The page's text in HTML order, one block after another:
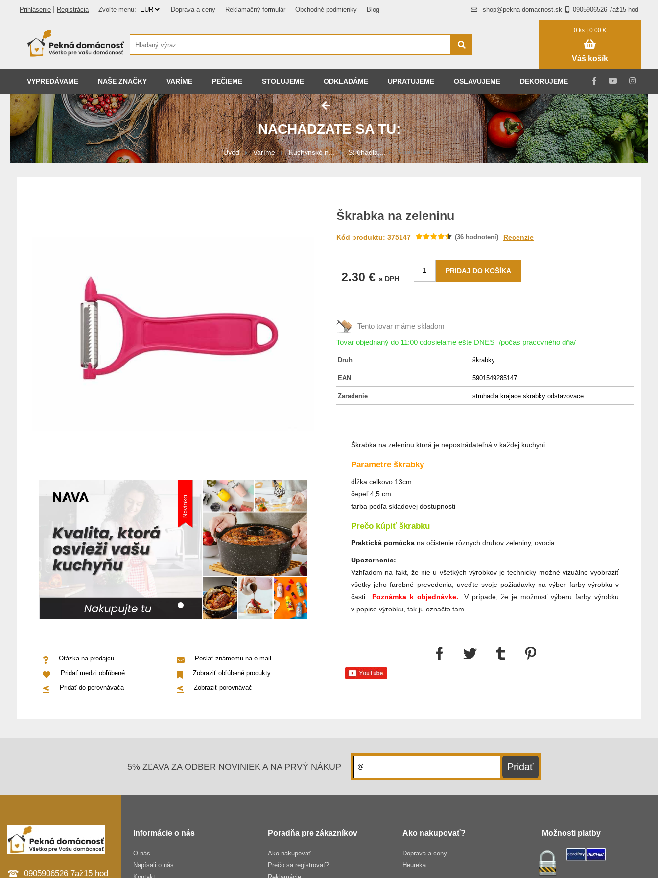
Prihlásenie Registrácia Zvoľte menu: Doprava a ceny Reklamačný formulár Obchodné podmienky Blog 0905906526 7až15 hod
shop@pekna-domacnost.sk
0 ks | 0.00 €
Váš košík
VYPREDÁVAME NAŠE ZNAČKY VARÍME PEČIEME STOLUJEME ODKLADÁME UPRATUJEME OSLAVUJEME DEKORUJEME
NACHÁDZATE SA TU:
Úvod Varíme Kuchynské n... Strúhadlá,... Škrabka na ...
Otázka na predajcu
Poslať známemu na e-mail
Pridať medzi obľúbené
Zobraziť obľúbené produkty
Pridať do porovnávača
Zobraziť porovnávač
Škrabka na zeleninu
Kód produktu: 375147 (36 hodnotení) Recenzie
2.30 € s DPH
Tento tovar máme skladom
Tovar objednaný do 11:00 odosielame ešte DNES /počas pracovného dňa/
Druh škrabky
EAN 5901549285147
Zaradenie struhadla krajace skrabky odstavovace
Škrabka na zeleninu ktorá je nepostrádateľná v každej kuchyni.
Parametre škrabky
dĺžka celkovo 13cm
čepeľ 4,5 cm
farba podľa skladovej dostupnosti
Prečo kúpiť škrabku
Praktická pomôcka na očistenie rôznych druhov zeleniny, ovocia.
Upozornenie:
Vzhľadom na fakt, že nie u všetkých výrobkov je technicky možné vizuálne vyobraziť
všetky jeho farebné prevedenia, uveďte svoje požiadavky na výber farby výrobku v
časti Poznámka k objednávke.
V prípade, že je možnosť výberu farby výrobku
v popise výrobku, tak ju označte tam.
5% ZĽAVA ZA ODBER NOVINIEK A NA PRVÝ NÁKUP
0905906526 7až15 hod
Informácie o nás
O nás..
Napísali o nás...
Poradňa pre zákazníkov
Ako nakupovať
Prečo sa registrovať?
Ako nakupovať?
Doprava a ceny
Heureka
Možnosti platby